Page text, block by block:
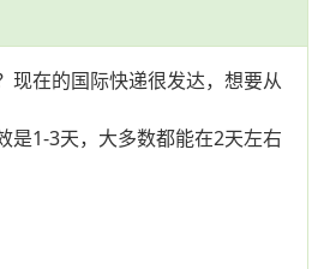
现在的国际快递很发达，想要从
是1-3天，大多数都能在2天左右